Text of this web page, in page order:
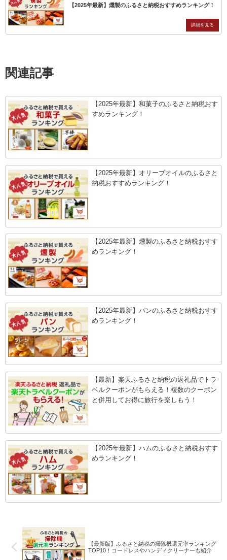
【2025年最新】燻製のふるさと納税おすすめランキング！
関連記事
【2025年最新】和菓子のふるさと納税おす
すめランキング！
【2025年最新】オリーブオイルのふるさと
納税おすすめランキング！
【2025年最新】燻製のふるさと納税おすす
めランキング！
【2025年最新】パンのふるさと納税おすす
めランキング！
【最新】楽天ふるさと納税の返礼品でトラ
ベルクーポンがもらえる！複数のクーポン
と併用してお得に旅行を楽しもう！
【2025年最新】ハムのふるさと納税おすす
めランキング！
【最新版】ふるさと納税の掃除機還元率ランキング
TOP10！コードレスやハンディクリーナーも紹介